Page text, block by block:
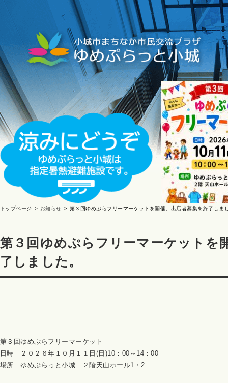
トップページ お知らせ 第３回ゆめぷらフリーマーケットを開催。出店者募集を終了しま
第３回ゆめぷらフリーマーケットを
了しました。
第３回ゆめぷらフリーマーケット
日時 ２０２６年１０月１１日(日)10：00～14：00
場所 ゆめぷらっと小城 ２階天山ホール1・2